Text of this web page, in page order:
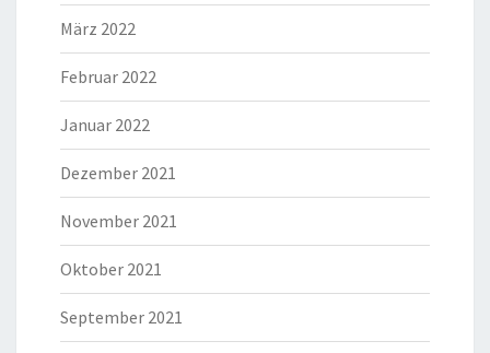
März 2022
Februar 2022
Januar 2022
Dezember 2021
November 2021
Oktober 2021
September 2021